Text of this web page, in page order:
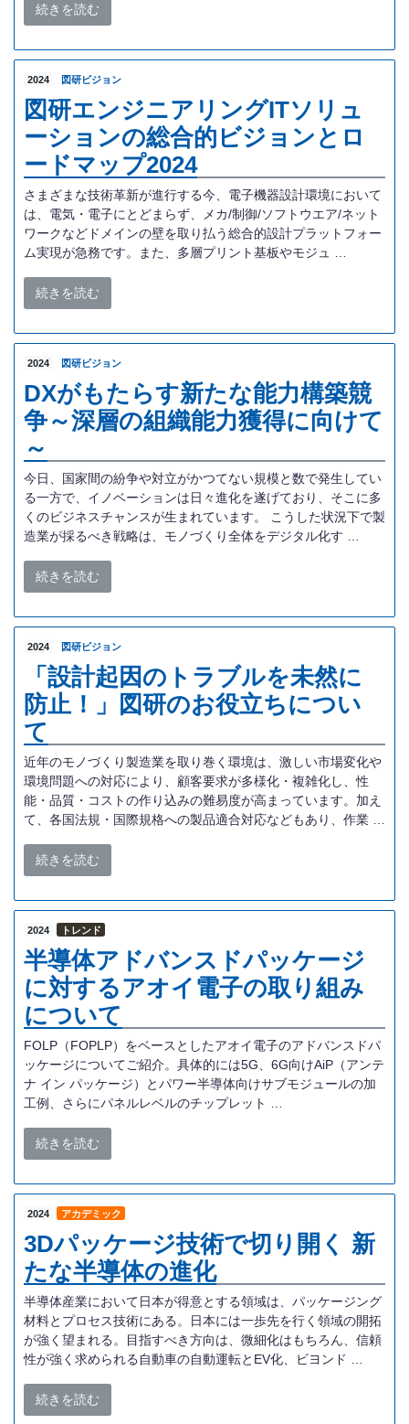
続きを読む
2024 図研ビジョン
図研エンジニアリングITソリュ
ーションの総合的ビジョンとロ
ードマップ2024
さまざまな技術革新が進行する今、電子機器設計環境において
は、電気・電子にとどまらず、メカ/制御/ソフトウエア/ネット
ワークなどドメインの壁を取り払う総合的設計プラットフォー
ム実現が急務です。また、多層プリント基板やモジュ …
続きを読む
2024 図研ビジョン
DXがもたらす新たな能力構築競
争～深層の組織能力獲得に向けて
～
今日、国家間の紛争や対立がかつてない規模と数で発生してい
る一方で、イノベーションは日々進化を遂げており、そこに多
くのビジネスチャンスが生まれています。 こうした状況下で製
造業が採るべき戦略は、モノづくり全体をデジタル化す …
続きを読む
2024 図研ビジョン
「設計起因のトラブルを未然に
防止！」図研のお役立ちについ
て
近年のモノづくり製造業を取り巻く環境は、激しい市場変化や
環境問題への対応により、顧客要求が多様化・複雑化し、性
能・品質・コストの作り込みの難易度が高まっています。加え
て、各国法規・国際規格への製品適合対応などもあり、作業 …
続きを読む
2024 トレンド
半導体アドバンスドパッケージ
に対するアオイ電子の取り組み
について
FOLP（FOPLP）をベースとしたアオイ電子のアドバンスドパ
ッケージについてご紹介。具体的には5G、6G向けAiP（アンテ
ナ イン パッケージ）とパワー半導体向けサブモジュールの加
工例、さらにパネルレベルのチップレット …
続きを読む
2024 アカデミック
3Dパッケージ技術で切り開く 新
たな半導体の進化
半導体産業において日本が得意とする領域は、パッケージング
材料とプロセス技術にある。日本には一歩先を行く領域の開拓
が強く望まれる。目指すべき方向は、微細化はもちろん、信頼
性が強く求められる自動車の自動運転とEV化、ビヨンド …
続きを読む